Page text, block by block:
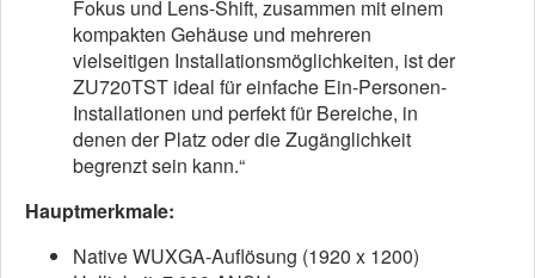
Fokus und Lens-Shift, zusammen mit einem
kompakten Gehäuse und mehreren
vielseitigen Installationsmöglichkeiten, ist der
ZU720TST ideal für einfache Ein-Personen-
Installationen und perfekt für Bereiche, in
denen der Platz oder die Zugänglichkeit
begrenzt sein kann.“
Hauptmerkmale:
Native WUXGA-Auflösung (1920 x 1200)